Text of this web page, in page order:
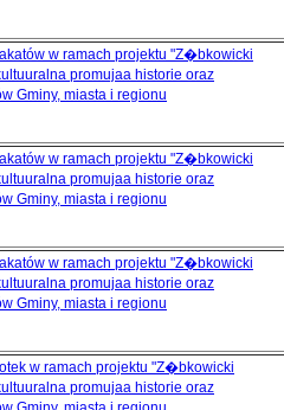
w ramach projektu "Z�bkowicki
promujaa historie oraz
Gminy, miasta i regionu
w ramach projektu "Z�bkowicki
promujaa historie oraz
Gminy, miasta i regionu
w ramach projektu "Z�bkowicki
promujaa historie oraz
Gminy, miasta i regionu
w ramach projektu "Z�bkowicki
promujaa historie oraz